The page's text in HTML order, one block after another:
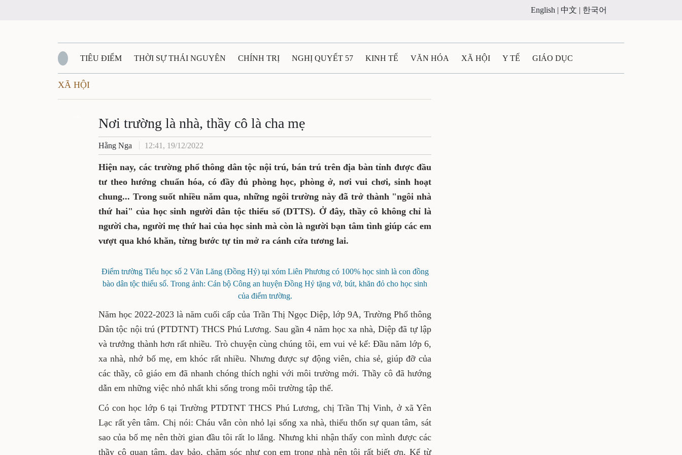
English | 中文 | 한국어
TIÊU ĐIỂM THỜI SỰ THÁI NGUYÊN CHÍNH TRỊ NGHỊ QUYẾT 57 KINH TẾ VĂN HÓA XÃ HỘI Y TẾ GIÁO DỤC
QUỐC PHÒNG - AN NINH
QUÊ HƯƠNG - ĐẤT NƯỚC QUỐC TẾ TÀI NGUYÊN - MÔI TRƯỜNG
VĂN BẢN, CHÍNH SÁCH MỚI VĂN NGHỆ THÁI NGUYÊN
XÃ HỘI
Nơi trường là nhà, thầy cô là cha mẹ
Hằng Nga 12:41, 19/12/2022
Hiện nay, các trường phổ thông dân tộc nội trú, bán trú trên địa bàn tỉnh được đầu
tư theo hướng chuẩn hóa, có đầy đủ phòng học, phòng ở, nơi vui chơi, sinh hoạt
chung... Trong suốt nhiều năm qua, những ngôi trường này đã trở thành "ngôi nhà
thứ hai" của học sinh người dân tộc thiểu số (DTTS). Ở đây, thầy cô không chỉ là
người cha, người mẹ thứ hai của học sinh mà còn là người bạn tâm tình giúp các em
vượt qua khó khăn, từng bước tự tin mở ra cánh cửa tương lai.
Điểm trường Tiểu học số 2 Văn Lăng (Đồng Hỷ) tại xóm Liên Phương có 100% học sinh là con đồng
bào dân tộc thiểu số. Trong ảnh: Cán bộ Công an huyện Đồng Hỷ tặng vở, bút, khăn đỏ cho học sinh
của điểm trường.
Năm học 2022-2023 là năm cuối cấp của Trần Thị Ngọc Diệp, lớp 9A, Trường Phổ thông
Dân tộc nội trú (PTDTNT) THCS Phú Lương. Sau gần 4 năm học xa nhà, Diệp đã tự lập
và trưởng thành hơn rất nhiều. Trò chuyện cùng chúng tôi, em vui vẻ kể: Đầu năm lớp 6,
xa nhà, nhớ bố mẹ, em khóc rất nhiều. Nhưng được sự động viên, chia sẻ, giúp đỡ của
các thầy, cô giáo em đã nhanh chóng thích nghi với môi trường mới. Thầy cô đã hướng
dẫn em những việc nhỏ nhất khi sống trong môi trường tập thể.
Có con học lớp 6 tại Trường PTDTNT THCS Phú Lương, chị Trần Thị Vinh, ở xã Yên
Lạc rất yên tâm. Chị nói: Cháu vẫn còn nhỏ lại sống xa nhà, thiếu thốn sự quan tâm, sát
sao của bố mẹ nên thời gian đầu tôi rất lo lắng. Nhưng khi nhận thấy con mình được các
thầy cô quan tâm, dạy bảo, chăm sóc như con em trong nhà nên tôi rất biết ơn. Kể từ